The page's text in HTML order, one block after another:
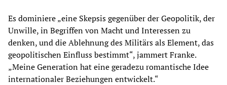
Es dominiere „eine Skepsis gegenüber der Geopolitik, der
Unwille, in Begriffen von Macht und Interessen zu
denken, und die Ablehnung des Militärs als Element, das
geopolitischen Einfluss bestimmt“, jammert Franke.
„Meine Generation hat eine geradezu romantische Idee
internationaler Beziehungen entwickelt.“